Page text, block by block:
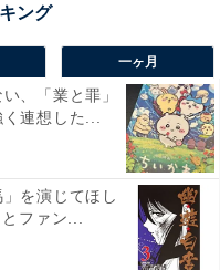
カルなどの舞台で活
慕情篇〜』にも参加し
いで人気を集め、いま
きなファンには、寺西
知らない人もいるほど
一ヶ月
、「業と罪」
連想した...
を演じてほし
ファン...